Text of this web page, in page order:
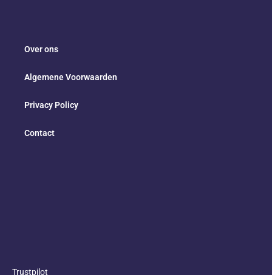
Over ons
Algemene Voorwaarden
Privacy Policy
Contact
Trustpilot